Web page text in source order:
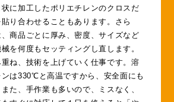
に加工したポリエチレンのクロスだ
り合わせることもあります。さら
商品ごとに厚み、密度、サイズなど
を何度もセッティングし直します。
ね、技術を上げていく仕事です。溶
は330℃と高温ですから、安全面にも
た、手作業も多いので、ミスなく、